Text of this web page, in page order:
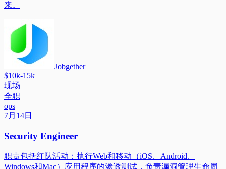
来。
Jobgether
$10k-15k
现场
全职
ops
7月14日
Security Engineer
职责包括红队活动：执行Web和移动（iOS、Android、
Windows和Mac）应用程序的渗透测试，负责漏洞管理生命周